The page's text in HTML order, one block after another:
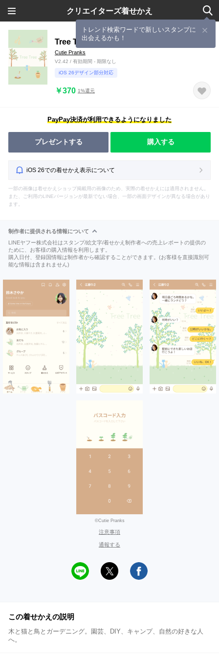
クリエイターズ着せかえ
トレンド検索ワードで新しいスタンプに
出会えるかも！
Tree Tree
Cutie Pranks
V2.42 / 有効期間 - 期限なし
iOS 26デザイン部分対応
￥370 1%還元
PayPay決済が利用できるようになりました
プレゼントする 購入する
iOS 26での着せかえ表示について
一部の画像は着せかえショップ掲載用の画像のため、実際の着せかえには適用されません。
また、ご利用のLINEバージョンが最新でない場合、一部の画面デザインが異なる場合があり
ます。
制作者に提供される情報について
LINEヤフー株式会社はスタンプ/絵文字/着せかえ制作者への売上レポートの提供の
ために、お客様の購入情報を利用します。
購入日付、登録国情報は制作者から確認することができます。(お客様を直接識別可
能な情報は含まれません)
©Cutie Pranks
注意事項
通報する
この着せかえの説明
木と猫と鳥とガーデニング。園芸、DIY、キャンプ、自然の好きな人
へ。